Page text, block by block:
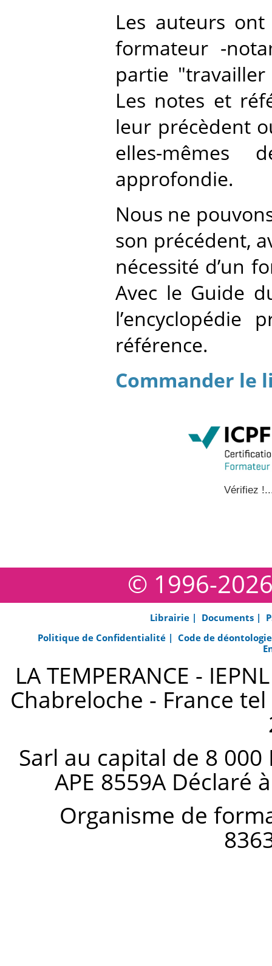
Les auteurs
formateur -
partie "travailler
Les notes et
leur précèdent
elles-mêmes
approfondie.
Nous ne
son précédent,
nécessité d’un
Avec le Guide
référence.
Commander le
Vérifiez
© 1996-2026
Librairie | Documents |
Politique de Confidentialité | Code de
LA TEMPERANCE -
Chabreloche - France
Sarl au capital de 8 000
APE 8559A Déclaré
Organisme de